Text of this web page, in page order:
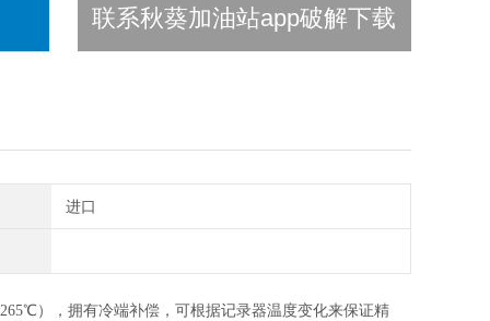
联系秋葵加油站app破解下载
进口
，拥有冷端补偿，可根据记录器温度变化来保证精